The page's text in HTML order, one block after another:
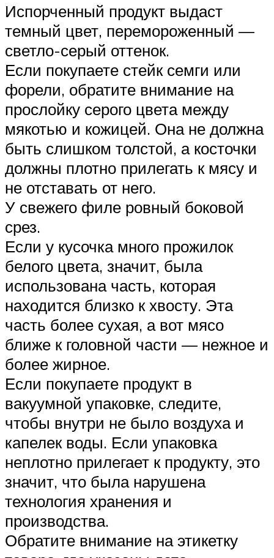
Испорченный продукт выдаст
темный цвет, перемороженный —
светло-серый оттенок.
Если покупаете стейк семги или
форели, обратите внимание на
прослойку серого цвета между
мякотью и кожицей. Она не должна
быть слишком толстой, а косточки
должны плотно прилегать к мясу и
не отставать от него.
У свежего филе ровный боковой
срез.
Если у кусочка много прожилок
белого цвета, значит, была
использована часть, которая
находится близко к хвосту. Эта
часть более сухая, а вот мясо
ближе к головной части — нежное и
более жирное.
Если покупаете продукт в
вакуумной упаковке, следите,
чтобы внутри не было воздуха и
капелек воды. Если упаковка
неплотно прилегает к продукту, это
значит, что была нарушена
технология хранения и
производства.
Обратите внимание на этикетку